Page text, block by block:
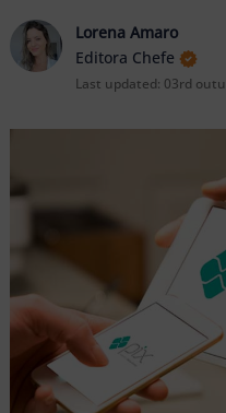
Lorena Amaro
Editora Chefe
Last updated: 03rd